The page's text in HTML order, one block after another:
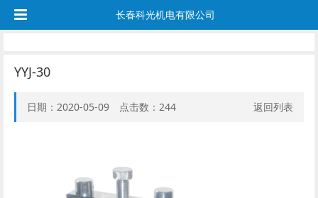
长春科光机电有限公司
YYJ-30
日期：2020-05-09 点击数： 244 返回列表